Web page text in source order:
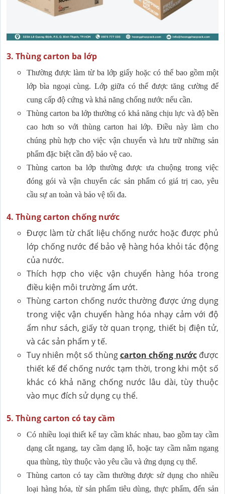
3. Thùng carton ba lớp
Thường được làm từ ba lớp giấy hoặc có thể bao gồm một
lớp bìa ngoại cùng. Lớp giữa có thể được tăng cường để
cung cấp độ cứng và khả năng chống nước nếu cần.
Thùng carton ba lớp thường có khả năng chịu lực và độ bền
cao hơn so với thùng carton hai lớp. Điều này làm cho
chúng phù hợp cho việc vận chuyển và lưu trữ những sản
phẩm đặc biệt cần độ bảo vệ cao.
Thùng carton ba lớp thường được ưa chuộng trong việc
đóng gói và vận chuyển các sản phẩm có giá trị cao, yêu
cầu sự an toàn và bảo vệ tối đa.
4. Thùng carton chống nước
Được làm từ chất liệu chống nước hoặc được phủ
lớp chống nước để bảo vệ hàng hóa khỏi tác động
của nước.
Thích hợp cho việc vận chuyển hàng hóa trong
điều kiện môi trường ẩm ướt.
Thùng carton chống nước thường được ứng dụng
trong việc vận chuyển hàng hóa nhạy cảm với độ
ẩm như sách, giấy tờ quan trọng, thiết bị điện tử,
và các sản phẩm y tế.
Tuy nhiên một số thùngcarton chống nướcđược
thiết kế để chống nước tạm thời, trong khi một số
khác có khả năng chống nước lâu dài, tùy thuộc
vào mục đích sử dụng cụ thể.
5. Thùng carton có tay cầm
Có nhiều loại thiết kế tay cầm khác nhau, bao gồm tay cầm
dạng cắt ngang, tay cầm dạng lỗ, hoặc tay cầm nằm ngang
qua thùng, tùy thuộc vào yêu cầu và ứng dụng cụ thể.
Thùng carton có tay cầm thường được sử dụng cho nhiều
loại hàng hóa, từ sản phẩm tiêu dùng, thực phẩm, đến sản